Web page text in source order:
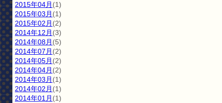
2015年04月 (1)
2015年03月 (1)
2015年02月 (2)
2014年12月 (3)
2014年08月 (5)
2014年07月 (2)
2014年05月 (2)
2014年04月 (2)
2014年03月 (1)
2014年02月 (1)
2014年01月 (1)